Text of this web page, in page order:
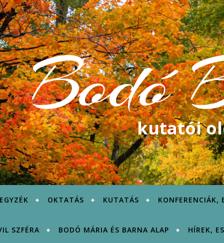
Bodó
kutatói
OKTATÁS KUTATÁS KONFERENCIÁK,
SZFÉRA BODÓ MÁRIA ÉS BARNA ALAP HÍREK,